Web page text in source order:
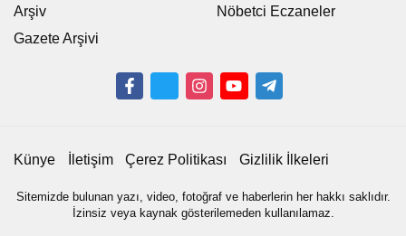
Arşiv
Gazete Arşivi
Nöbetci Eczaneler
Künye İletişim Çerez Politikası Gizlilik İlkeleri
Sitemizde bulunan yazı, video, fotoğraf ve haberlerin her hakkı saklıdır.
İzinsiz veya kaynak gösterilemeden kullanılamaz.